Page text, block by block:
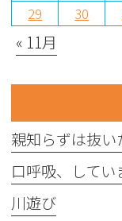
29
30
« 11月
川遊び